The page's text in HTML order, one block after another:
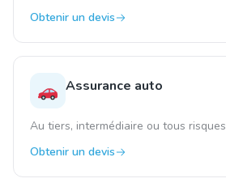
Obtenir un devis
Assurance auto
Au tiers, intermédiaire ou tous risques
Obtenir un devis